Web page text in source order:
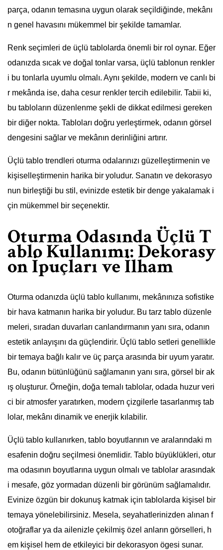
parça, odanın temasına uygun olarak seçildiğinde, mekânı
n genel havasını mükemmel bir şekilde tamamlar.
Renk seçimleri de üçlü tablolarda önemli bir rol oynar. Eğer
odanızda sıcak ve doğal tonlar varsa, üçlü tablonun renkler
i bu tonlarla uyumlu olmalı. Aynı şekilde, modern ve canlı bi
r mekânda ise, daha cesur renkler tercih edilebilir. Tabii ki,
bu tabloların düzenlenme şekli de dikkat edilmesi gereken
bir diğer nokta. Tabloları doğru yerleştirmek, odanın görsel
dengesini sağlar ve mekânın derinliğini artırır.
Üçlü tablo trendleri oturma odalarınızı güzelleştirmenin ve
kişiselleştirmenin harika bir yoludur. Sanatın ve dekorasyo
nun birleştiği bu stil, evinizde estetik bir denge yakalamak i
çin mükemmel bir seçenektir.
Oturma Odasında Üçlü T
ablo Kullanımı: Dekorasy
on İpuçları ve İlham
Oturma odanızda üçlü tablo kullanımı, mekânınıza sofistike
bir hava katmanın harika bir yoludur. Bu tarz tablo düzenle
meleri, sıradan duvarları canlandırmanın yanı sıra, odanın
estetik anlayışını da güçlendirir. Üçlü tablo setleri genellikle
bir temaya bağlı kalır ve üç parça arasında bir uyum yaratır.
Bu, odanın bütünlüğünü sağlamanın yanı sıra, görsel bir ak
ış oluşturur. Örneğin, doğa temalı tablolar, odada huzur veri
ci bir atmosfer yaratırken, modern çizgilerle tasarlanmış tab
lolar, mekânı dinamik ve enerjik kılabilir.
Üçlü tablo kullanırken, tablo boyutlarının ve aralarındaki m
esafenin doğru seçilmesi önemlidir. Tablo büyüklükleri, otur
ma odasının boyutlarına uygun olmalı ve tablolar arasındak
i mesafe, göz yormadan düzenli bir görünüm sağlamalıdır.
Evinize özgün bir dokunuş katmak için tablolarda kişisel bir
temaya yönelebilirsiniz. Mesela, seyahatlerinizden alınan f
otoğraflar ya da ailenizle çekilmiş özel anların görselleri, h
em kişisel hem de etkileyici bir dekorasyon ögesi sunar.